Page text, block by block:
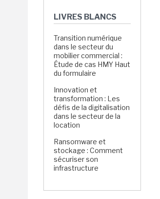
LIVRES BLANCS
Transition numérique
dans le secteur du
mobilier commercial :
Étude de cas HMY Haut
du formulaire
Innovation et
transformation : Les
défis de la digitalisation
dans le secteur de la
location
Ransomware et
stockage : Comment
sécuriser son
infrastructure